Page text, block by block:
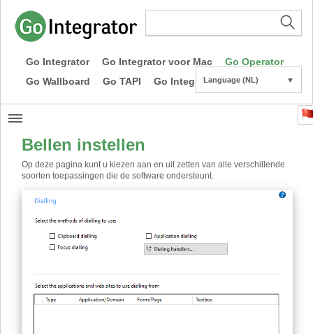
Go Integrator Go Integrator voor Mac
Go Operator
Go Wallboard
Go TAPI Go Integrator CE
Language (NL) ▼
Bellen instellen
Op deze pagina kunt u kiezen aan en uit zetten van alle verschillende
soorten toepassingen die de software ondersteunt.